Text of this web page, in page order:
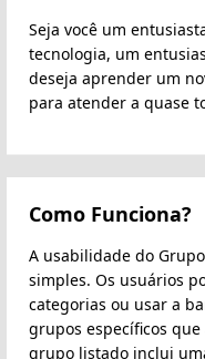
Seja você um
tecnologia, um
deseja aprender um
para atender a quase
Como Funciona?
A usabilidade do
simples. Os usuários
categorias ou usar a
grupos específicos
grupo listado inclui